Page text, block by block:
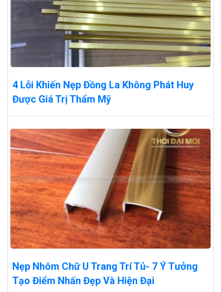
4 Lỗi Khiến Nẹp Đồng La Không Phát Huy
Được Giá Trị Thẩm Mỹ
Nẹp Nhôm Chữ U Trang Trí Tủ- 7 Ý Tưởng
Tạo Điểm Nhấn Đẹp Và Hiện Đại